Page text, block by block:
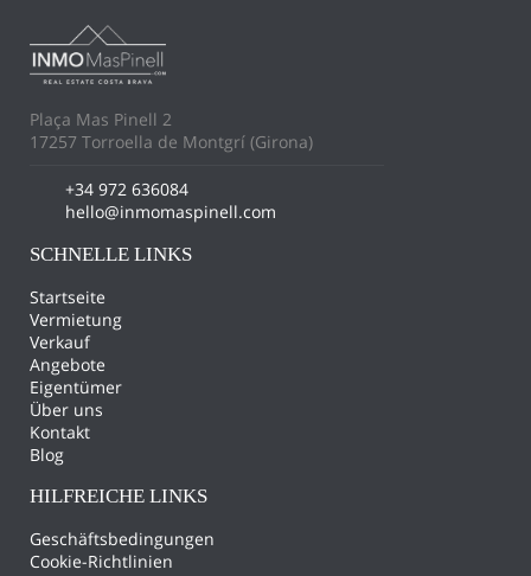
Plaça Mas Pinell 2
17257 Torroella de Montgrí (Girona)
+34 972 636084
hello@inmomaspinell.com
SCHNELLE LINKS
Startseite
Vermietung
Verkauf
Angebote
Eigentümer
Über uns
Kontakt
Blog
HILFREICHE LINKS
Geschäftsbedingungen
Cookie-Richtlinien